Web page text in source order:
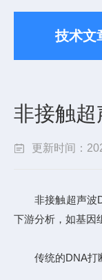
技术文
非接触
更新时间：
非接触超声波
下游分析，如基因
传统的DNA打断